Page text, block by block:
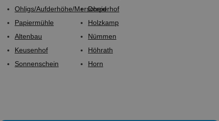
Ohligs/Aufderhöhe/Merscheid
Papiermühle
Altenbau
Keusenhof
Sonnenschein
Dorperhof
Holzkamp
Nümmen
Höhrath
Horn